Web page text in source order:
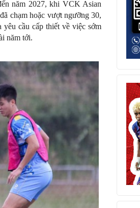
năm 2027, khi VCK Asian
chạm hoặc vượt ngưỡng 30,
cầu cấp thiết về việc sớm
năm tới.